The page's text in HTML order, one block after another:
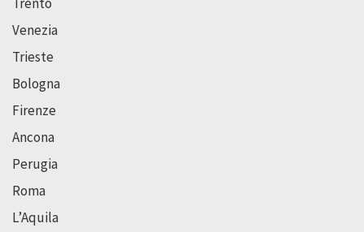
Venezia
Trieste
Bologna
Firenze
Ancona
Perugia
Roma
L’Aquila